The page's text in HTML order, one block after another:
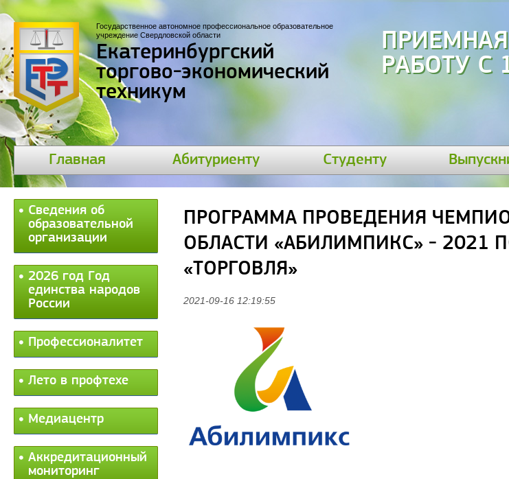
Государственное автономное профессиональное образовательное
учреждение Свердловской области
Екатеринбургский
торгово-экономический
техникум
РАБОТУ С
Главная Абитуриенту Студенту
Сведения об
образовательной
организации
2026 год Год
единства народов
России
Профессионалитет
Лето в профтехе
Медиацентр
Аккредитационный
мониторинг
ПРОГРАММА ПРОВЕДЕНИЯ
ОБЛАСТИ «АБИЛИМПИКС» - 2021
«ТОРГОВЛЯ»
2021-09-16 12:19:55